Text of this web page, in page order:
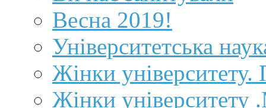
Весна 2019!
Університетська
Жінки
Жінки університету